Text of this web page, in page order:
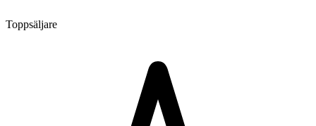
Toppsäljare